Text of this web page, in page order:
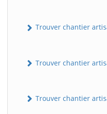
Trouver chantier
Trouver chantier
Trouver chantier